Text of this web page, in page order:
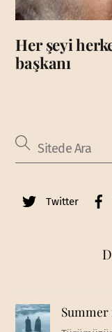
Her şeyi
başkanı
Twitter
Summer